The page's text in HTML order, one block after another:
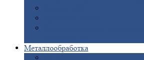
Металлообработка